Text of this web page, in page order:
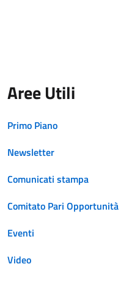
Aree Utili
Primo Piano
Newsletter
Comunicati stampa
Comitato Pari Opportunità
Eventi
Video